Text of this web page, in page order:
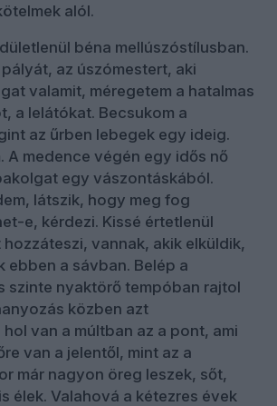
alól.
béna mellúszóstílusban.
az úszómestert, aki
valamit, méregetem a hatalmas
a lelátókat. Becsukom a
az űrben lebegek egy ideig.
A medence végén egy idős nő
egy vászontáskából.
látszik, hogy meg fog
e, kérdezi. Kissé értetlenül
hozzáteszi, vannak, akik elküldik,
ebben a sávban. Belép a
szinte nyaktörő tempóban rajtol
közben azt
van a múltban az a pont, ami
van a jelentől, mint az a
már nagyon öreg leszek, sőt,
élek. Valahová a kétezres évek